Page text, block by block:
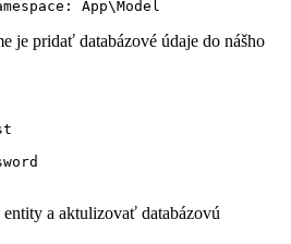
je pridať databázové údaje do nášho
a aktulizovať databázovú